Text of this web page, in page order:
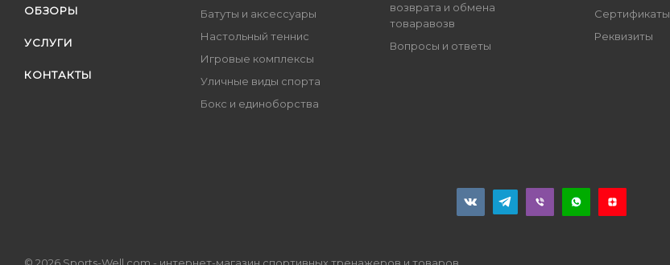
ОБЗОРЫ
УСЛУГИ
КОНТАКТЫ
Батуты и аксессуары
Настольный теннис
Игровые комплексы
Уличные виды спорта
Бокс и единоборства
возврата и обмена
товаравозв
Вопросы и ответы
Сертификаты
Реквизиты